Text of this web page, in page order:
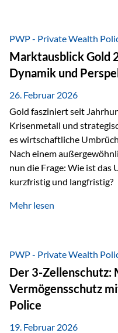
unbürokratisch
Testament angewiesen zu
nicht ausreichen
oft…
PWP - Private Wealth
Marktausblick Gold
Dynamik und
26. Februar 2026
Gold fasziniert seit
Krisenmetall und
es wirtschaftliche
Nach einem
nun die Frage: Wie ist das
kurzfristig und langfristig?
Dynamik in das Jahr 2026
Währungen: +11,5 %
starkes Jahr: +64,4 % in
Währungen: +56,6 %
solides…
Mehr lesen
PWP - Private Wealth
Der 3-Zellenschutz:
Vermögensschutz
Police
19. Februar 2026